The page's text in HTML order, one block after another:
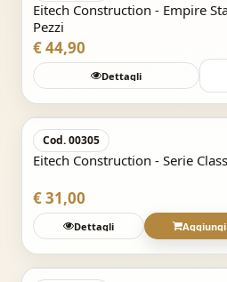
Eitech Construction - Empire
Pezzi
€ 44,90
Dettagli
Acquisto
Cod. 00305
Eitech Construction - Serie
€ 31,00
Dettagli Aggiungi
Acquisto